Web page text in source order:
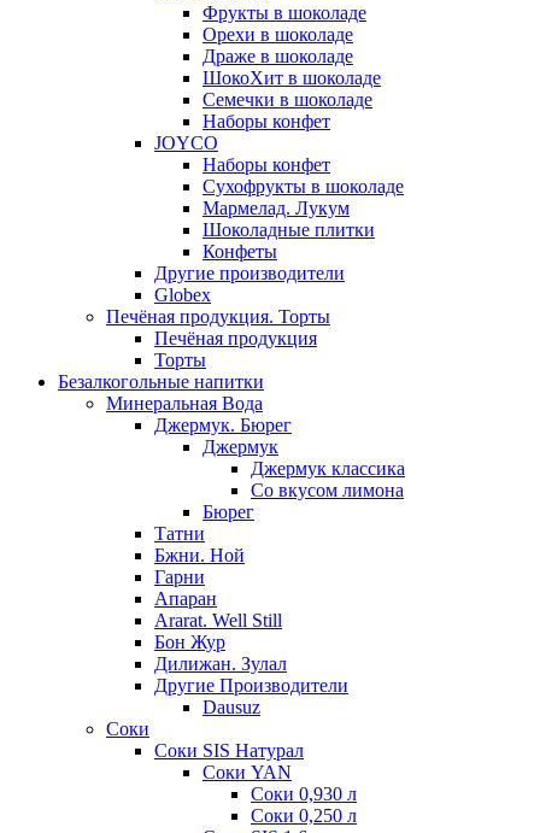
Фрукты в шоколаде
Орехи в шоколаде
Драже в шоколаде
ШокоХит в шоколаде
Семечки в шоколаде
Наборы конфет
JOYCO
Наборы конфет
Сухофрукты в шоколаде
Мармелад. Лукум
Шоколадные плитки
Конфеты
Другие производители
Globex
Печёная продукция. Торты
Печёная продукция
Торты
Безалкогольные напитки
Минеральная Вода
Джермук. Бюрег
Джермук
Джермук классика
Со вкусом лимона
Бюрег
Татни
Бжни. Ной
Гарни
Апаран
Ararat. Well Still
Бон Жур
Дилижан. Зулал
Другие Производители
Dausuz
Соки
Соки SIS Натурал
Соки YAN
Соки 0,930 л
Соки 0,250 л